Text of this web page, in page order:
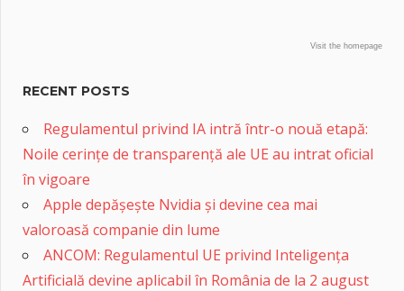
Visit the homepage
RECENT POSTS
Regulamentul privind IA intră într-o nouă etapă:
Noile cerințe de transparență ale UE au intrat oficial
în vigoare
Apple depășește Nvidia și devine cea mai
valoroasă companie din lume
ANCOM: Regulamentul UE privind Inteligența
Artificială devine aplicabil în România de la 2 august